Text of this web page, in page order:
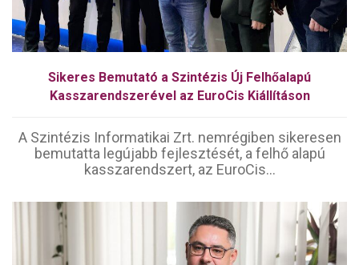
Sikeres Bemutató a Szintézis Új Felhőalapú
Kasszarendszerével az EuroCis Kiállításon
A Szintézis Informatikai Zrt. nemrégiben sikeresen
bemutatta legújabb fejlesztését, a felhő alapú
kasszarendszert, az EuroCis...